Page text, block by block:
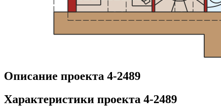
Описание проекта 4-2489
Характеристики проекта 4-2489